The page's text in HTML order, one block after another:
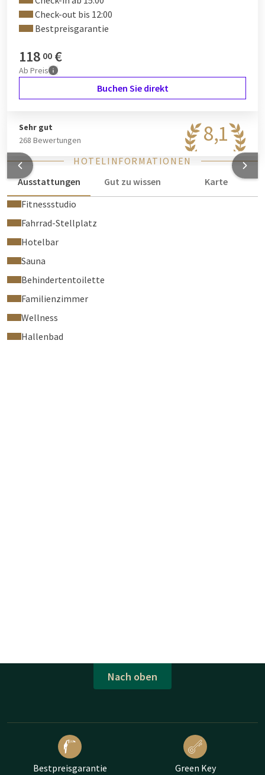
Check-out bis 12:00
Bestpreisgarantie
118 00 €
Ab Preis
Buchen Sie direkt
8,1
Sehr gut
268 Bewertungen
HOTELINFORMATIONEN
Ausstattungen
Gut zu wissen
Karte
Fitnessstudio
Fahrrad-Stellplatz
Hotelbar
Sauna
Behindertentoilette
Familienzimmer
Wellness
Hallenbad
Nach oben
Bestpreisgarantie Green Key